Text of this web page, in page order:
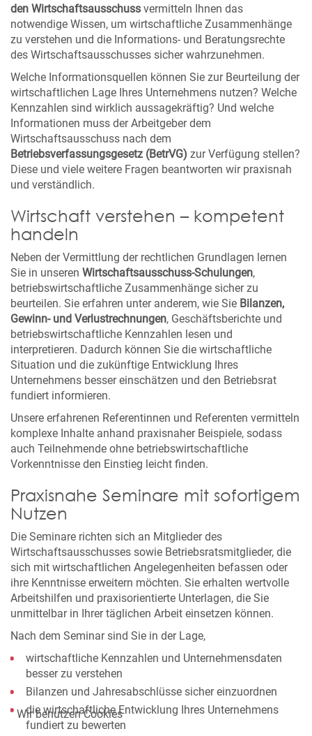
den Wirtschaftsausschuss vermitteln Ihnen das
notwendige Wissen, um wirtschaftliche Zusammenhänge
zu verstehen und die Informations- und Beratungsrechte
des Wirtschaftsausschusses sicher wahrzunehmen.
Welche Informationsquellen können Sie zur Beurteilung der
wirtschaftlichen Lage Ihres Unternehmens nutzen? Welche
Kennzahlen sind wirklich aussagekräftig? Und welche
Informationen muss der Arbeitgeber dem
Wirtschaftsausschuss nach dem
Betriebsverfassungsgesetz (BetrVG) zur Verfügung stellen?
Diese und viele weitere Fragen beantworten wir praxisnah
und verständlich.
Wirtschaft verstehen – kompetent
handeln
Neben der Vermittlung der rechtlichen Grundlagen lernen
Sie in unseren Wirtschaftsausschuss-Schulungen,
betriebswirtschaftliche Zusammenhänge sicher zu
beurteilen. Sie erfahren unter anderem, wie Sie Bilanzen,
Gewinn- und Verlustrechnungen, Geschäftsberichte und
betriebswirtschaftliche Kennzahlen lesen und
interpretieren. Dadurch können Sie die wirtschaftliche
Situation und die zukünftige Entwicklung Ihres
Unternehmens besser einschätzen und den Betriebsrat
fundiert informieren.
Unsere erfahrenen Referentinnen und Referenten vermitteln
komplexe Inhalte anhand praxisnaher Beispiele, sodass
auch Teilnehmende ohne betriebswirtschaftliche
Vorkenntnisse den Einstieg leicht finden.
Praxisnahe Seminare mit sofortigem
Nutzen
Die Seminare richten sich an Mitglieder des
Wirtschaftsausschusses sowie Betriebsratsmitglieder, die
sich mit wirtschaftlichen Angelegenheiten befassen oder
ihre Kenntnisse erweitern möchten. Sie erhalten wertvolle
Arbeitshilfen und praxisorientierte Unterlagen, die Sie
unmittelbar in Ihrer täglichen Arbeit einsetzen können.
Nach dem Seminar sind Sie in der Lage,
wirtschaftliche Kennzahlen und Unternehmensdaten
besser zu verstehen
Bilanzen und Jahresabschlüsse sicher einzuordnen
die wirtschaftliche Entwicklung Ihres Unternehmens
fundiert zu bewerten
Wir benutzen Cookies